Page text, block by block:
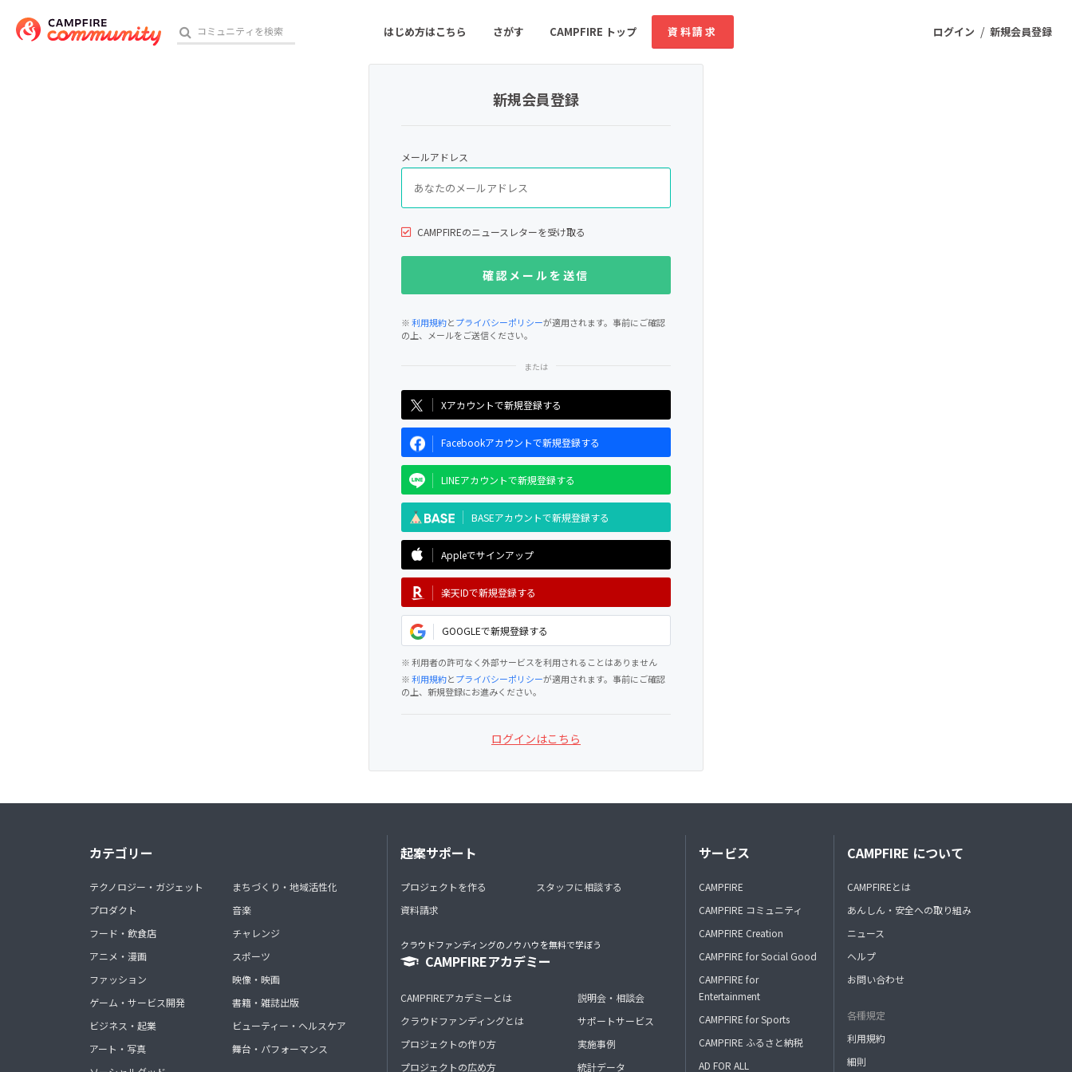
ログイン / 新規会員登録
はじめ方はこちら さがす CAMPFIRE トップ 資料請求
ゲーム・サービス開発
書籍・雑誌出版 アニメ・漫画
ソーシャルグッド ビューティー・ヘルスケア
新規会員登録
メールアドレス
CAMPFIREのニュースレターを受け取る
※利用規約とプライバシーポリシーが適用されます。事前にご確認
の上、メールをご送信ください。
Xアカウントで新規登録する
Facebookアカウントで新規登録する
LINEアカウントで新規登録する
BASEアカウントで新規登録する
Appleでサインアップ
楽天IDで新規登録する
GOOGLEで新規登録する
※ 利用者の許可なく外部サービスを利用されることはありません
※利用規約とプライバシーポリシーが適用されます。事前にご確認
の上、新規登録にお進みください。
ログインはこちら
カテゴリー
テクノロジー・ガジェット
プロダクト
フード・飲食店
アニメ・漫画
ファッション
ゲーム・サービス開発
ビジネス・起業
アート・写真
まちづくり・地域活性化
音楽
チャレンジ
スポーツ
映像・映画
書籍・雑誌出版
ビューティー・ヘルスケア
舞台・パフォーマンス
起案サポート
プロジェクトを作る
資料請求
スタッフに相談する
クラウドファンディングのノウハウを無料で学ぼう
CAMPFIREアカデミー
CAMPFIREアカデミーとは
クラウドファンディングとは
プロジェクトの作り方
プロジェクトの広め方
説明会・相談会
サポートサービス
実施事例
統計データ
サービス
CAMPFIRE
CAMPFIRE コミュニティ
CAMPFIRE Creation
CAMPFIRE for Social Good
CAMPFIRE for
Entertainment
CAMPFIRE for Sports
CAMPFIRE ふるさと納税
AD FOR ALL
CAMPFIRE について
CAMPFIREとは
あんしん・安全への取り組み
ニュース
ヘルプ
お問い合わせ
各種規定
利用規約
細則